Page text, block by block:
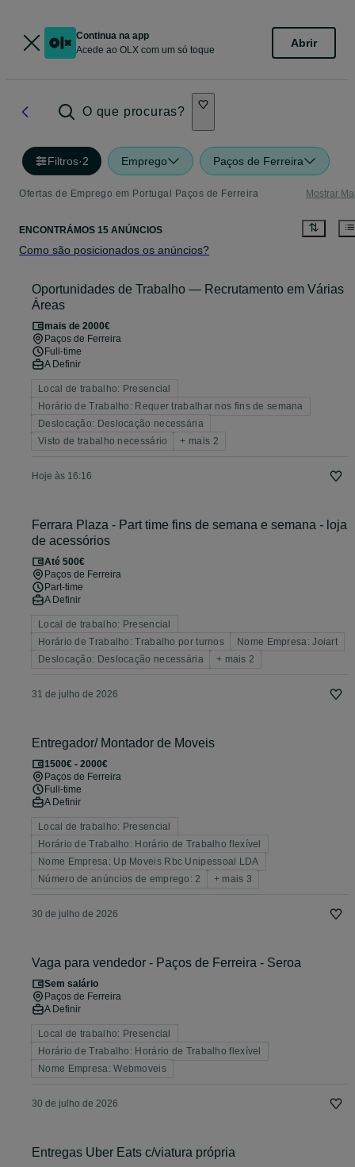
Continua na app
Acede ao OLX com um só toque
Abrir
O que procuras?
Filtros·2 Emprego Paços de Ferreira
Ofertas de Emprego em Portugal Paços de Ferreira Mostrar
ENCONTRÁMOS 15 ANÚNCIOS
Como são posicionados os anúncios?
Oportunidades de Trabalho — Recrutamento em Várias
Áreas
mais de 2000€
Paços de Ferreira
Full-time
A Definir
Local de trabalho: Presencial
Horário de Trabalho: Requer trabalhar nos fins de semana
Deslocação: Deslocação necessária
Visto de trabalho necessário
+ mais 2
Hoje às 16:16
Ferrara Plaza - Part time fins de semana e semana - loja
de acessórios
Até 500€
Paços de Ferreira
Part-time
A Definir
Local de trabalho: Presencial
Horário de Trabalho: Trabalho por turnos
Nome Empresa: Joiart
Deslocação: Deslocação necessária
+ mais 2
31 de julho de 2026
Entregador/ Montador de Moveis
1500€ - 2000€
Paços de Ferreira
Full-time
A Definir
Local de trabalho: Presencial
Horário de Trabalho: Horário de Trabalho flexível
Nome Empresa: Up Moveis Rbc Unipessoal LDA
Número de anúncios de emprego: 2
+ mais 3
30 de julho de 2026
Vaga para vendedor - Paços de Ferreira - Seroa
Sem salário
Paços de Ferreira
A Definir
Local de trabalho: Presencial
Horário de Trabalho: Horário de Trabalho flexível
Nome Empresa: Webmoveis
30 de julho de 2026
Entregas Uber Eats c/viatura própria